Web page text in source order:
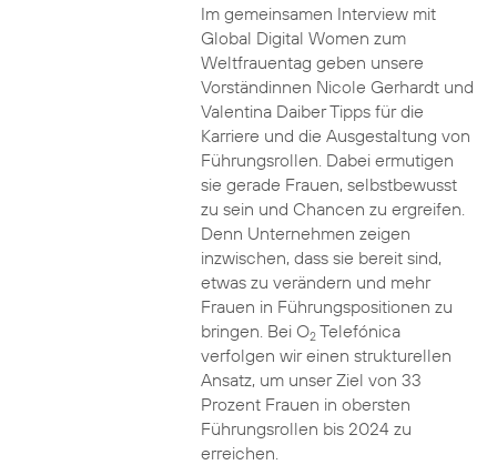
Im gemeinsamen Interview mit
Global Digital Women zum
Weltfrauentag geben unsere
Vorständinnen Nicole Gerhardt und
Valentina Daiber Tipps für die
Karriere und die Ausgestaltung von
Führungsrollen. Dabei ermutigen
sie gerade Frauen, selbstbewusst
zu sein und Chancen zu ergreifen.
Denn Unternehmen zeigen
inzwischen, dass sie bereit sind,
etwas zu verändern und mehr
Frauen in Führungspositionen zu
bringen. Bei O2Telefónica
verfolgen wir einen strukturellen
Ansatz, um unser Ziel von 33
Prozent Frauen in obersten
Führungsrollen bis 2024 zu
erreichen.